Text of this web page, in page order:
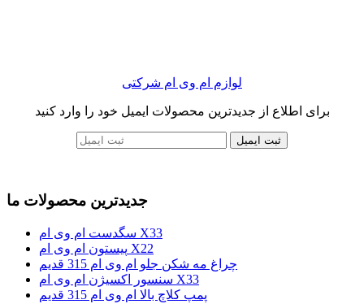
لوازم ام وی ام شرکتی
برای اطلاع از جدیدترین محصولات ایمیل خود را وارد کنید
ثبت ایمیل
جدیدترین محصولات ما
سگدست ام وی ام X33
پیستون ام وی ام X22
چراغ مه شکن جلو ام وی ام 315 قدیم
سنسور اکسیژن ام وی ام X33
پمپ کلاچ بالا ام وی ام 315 قدیم